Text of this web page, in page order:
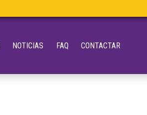
NOTICIAS FAQ CONTACTAR